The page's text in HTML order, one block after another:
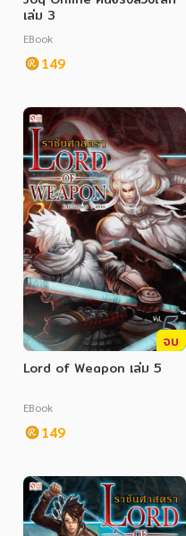
เล่ม 3
EBook
149
จบ
Lord of Weapon เล่ม 5
EBook
149